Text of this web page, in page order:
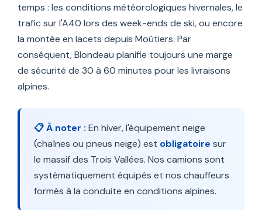
temps : les conditions météorologiques hivernales, le
trafic sur l'A40 lors des week-ends de ski, ou encore
la montée en lacets depuis Moûtiers. Par
conséquent, Blondeau planifie toujours une marge
de sécurité de 30 à 60 minutes pour les livraisons
alpines.
📋 À noter : En hiver, l'équipement neige
(chaînes ou pneus neige) est obligatoire sur
le massif des Trois Vallées. Nos camions sont
systématiquement équipés et nos chauffeurs
formés à la conduite en conditions alpines.